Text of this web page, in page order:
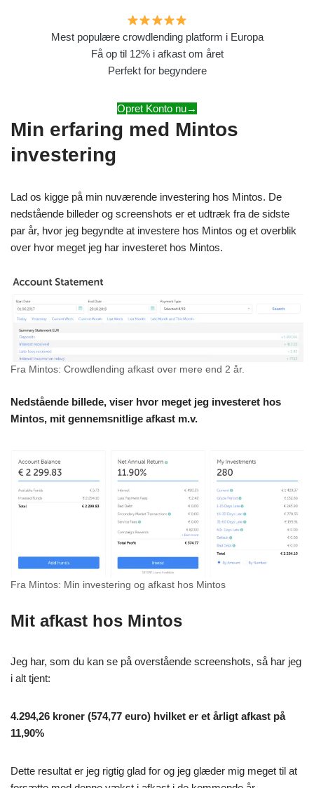
Mest populære crowdlending platform i Europa
Få op til 12% i afkast om året
Perfekt for begyndere
Opret Konto nu→
Min erfaring med Mintos
investering
Lad os kigge på min nuværende investering hos Mintos. De
nedstående billeder og screenshots er et udtræk fra de sidste
par år, hvor jeg begyndte at investere hos Mintos og et overblik
over hvor meget jeg har investeret hos Mintos.
Fra Mintos: Crowdlending afkast over mere end 2 år.
Nedstående billede, viser hvor meget jeg investeret hos
Mintos, mit gennemsnitlige afkast m.v.
Fra Mintos: Min investering og afkast hos Mintos
Mit afkast hos Mintos
Jeg har, som du kan se på overstående screenshots, så har jeg
i alt tjent:
4.294,26 kroner (574,77 euro) hvilket er et årligt afkast på
11,90%
Dette resultat er jeg rigtig glad for og jeg glæder mig meget til at